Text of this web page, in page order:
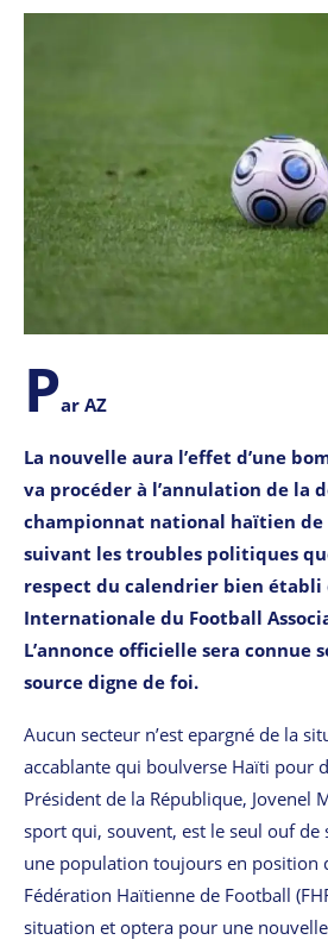
Par AZ
La nouvelle aura l’effet d’une
va procéder à l’annulation de la
championnat national haïtien
suivant les troubles politiques
respect du calendrier bien établi
Internationale du Football
L’annonce officielle sera connue
source digne de foi.
Aucun secteur n’est epargné de la
accablante qui boulverse Haïti pour
Président de la République, Jovenel
sport qui, souvent, est le seul ouf de
une population toujours en position
Fédération Haïtienne de Football
situation et optera pour une